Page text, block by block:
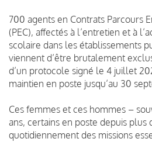
700 agents en Contrats Parcours
(PEC), affectés à l’entretien et à
scolaire dans les établissements
viennent d’être brutalement
d’un protocole signé le 4 juillet
maintien en poste jusqu’au 30
Ces femmes et ces hommes –
ans, certains en poste depuis plus
quotidiennement des missions